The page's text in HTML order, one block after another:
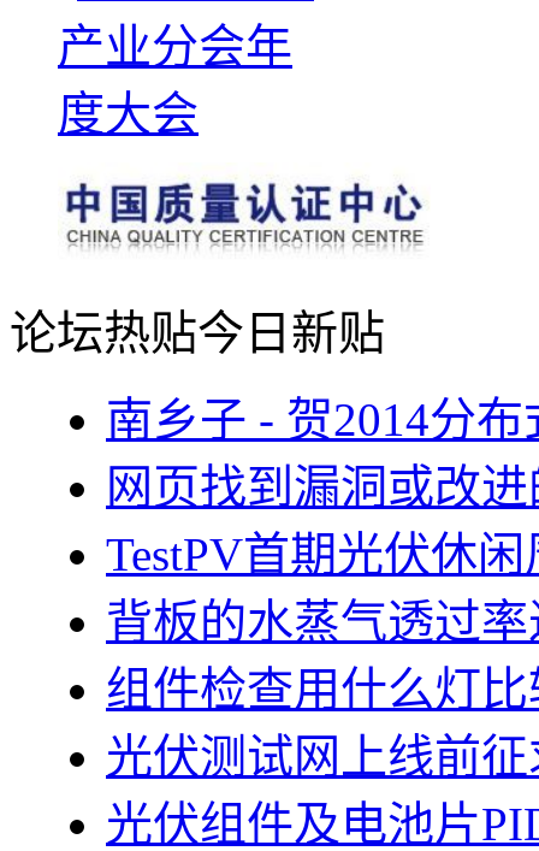
论坛热贴今日新贴
南乡子 - 贺2014分
网页找到漏洞或改
TestPV首期光伏休
背板的水蒸气透过
组件检查用什么灯
光伏测试网上线前
光伏组件及电池片